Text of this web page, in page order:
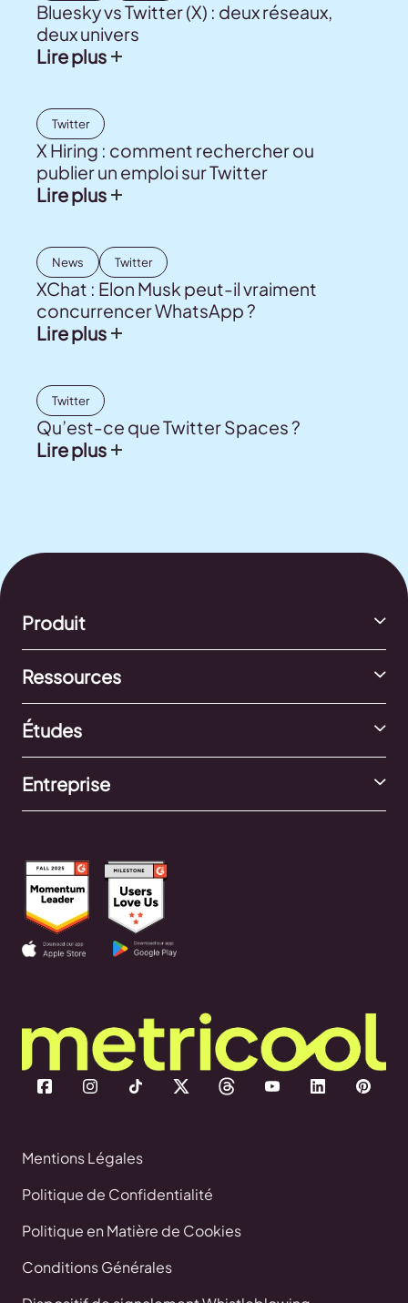
Bluesky vs Twitter (X) : deux réseaux,
deux univers
Lire plus
Twitter
X Hiring : comment rechercher ou
publier un emploi sur Twitter
Lire plus
News Twitter
XChat : Elon Musk peut-il vraiment
concurrencer WhatsApp ?
Lire plus
Twitter
Qu’est-ce que Twitter Spaces ?
Lire plus
Produit
Ressources
Études
Entreprise
Mentions Légales
Politique de Confidentialité
Politique en Matière de Cookies
Conditions Générales